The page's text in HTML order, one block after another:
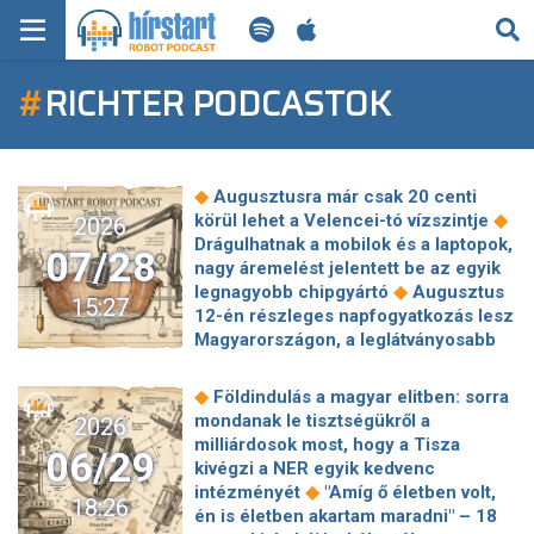
KERESÉS
KEZDŐLAP
FRISS HÍREK
TECH HÍREK
FILM-ZENE-SZÓRAKOZÁS
PLAYLIST
MI AZ A ROBOT PODCAST?
#RICHTER PODCASTOK
2026
07/28
15:27
◆ Augusztusra már csak 20 centi
körül lehet a Velencei-tó vízszintje ◆
Drágulhatnak a mobilok és a laptopok,
nagy áremelést jelentett be az egyik
legnagyobb chipgyártó ◆ Augusztus
12-én részleges napfogyatkozás lesz
Magyarországon, a leglátványosabb
Vészfrissítést kaptak az iPhone-ok
A Google telepakolta a Waze-t
mesterséges intelligenciával, de csak
két új funkciót érdemes bekapcsolni
◆Új kiberbiztonsági veszélyekre
figyelmeztet az Eset legfrissebb
2026
06/29
18:26
◆ Földindulás a magyar elitben: sorra
mondanak le tisztségükről a
milliárdosok most, hogy a Tisza
kivégzi a NER egyik kedvenc
intézményét ◆ "Amíg ő életben volt,
én is életben akartam maradni" – 18